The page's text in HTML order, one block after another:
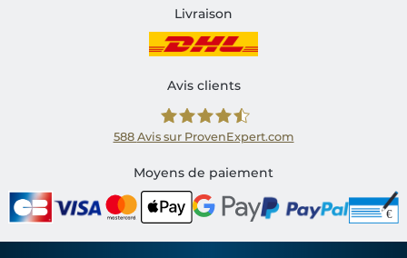
Livraison
Avis clients
Shirtinator FR
588 Avis sur ProvenExpert.com
Moyens de paiement